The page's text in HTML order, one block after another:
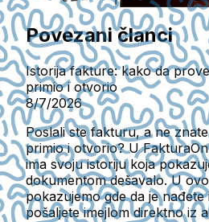
Povezani članci
Istorija fakture: kako da
primio i otvorio
8/7/2026
Poslali ste fakturu, a ne
primio i otvorio? U
ima svoju istoriju koja
dokumentom dešavalo. U
pokazujemo gde da je
pošaljete imejlom direktno iz